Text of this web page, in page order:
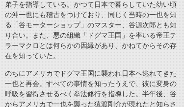
弟子を指導している。かつて日本で暮らしていた幼い頃
の沖一也にも稽古をつけており、同じく当時の一也を知
る「谷モーターショップ」のマスター、谷源次郎とも知
り合い。また、悪の組織「ドグマ王国」を率いる帝王テ
ラーマクロとは何らかの因縁があり、かねてからその存
在を知っていた。
のちにアメリカでドグマ王国に襲われ日本へ逃れてきた
一也と再会。すべての事情を知ったうえで、彼に変身の
呼吸を習得させるべく拳法修行を指導した。半年後、谷
からアメリカで一也を襲った猿渡剛介が現れたと知らさ